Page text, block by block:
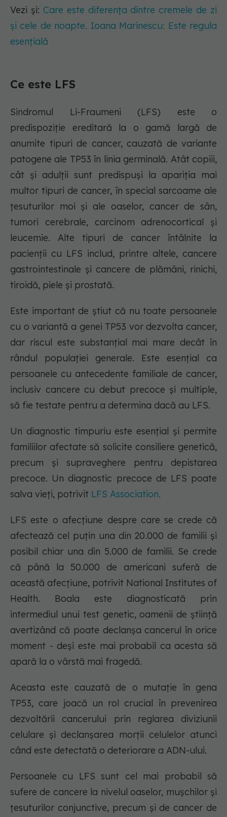
Vezi și: Care este diferența dintre cremele de zi
și cele de noapte. Ioana Marinescu: Este regula
esențială
Ce este LFS
Sindromul Li-Fraumeni (LFS) este o
predispoziție ereditară la o gamă largă de
anumite tipuri de cancer, cauzată de variante
patogene ale TP53 în linia germinală. Atât copiii,
cât și adulții sunt predispuși la apariția mai
multor tipuri de cancer, în special sarcoame ale
țesuturilor moi și ale oaselor, cancer de sân,
tumori cerebrale, carcinom adrenocortical și
leucemie. Alte tipuri de cancer întâlnite la
pacienții cu LFS includ, printre altele, cancere
gastrointestinale și cancere de plămâni, rinichi,
tiroidă, piele și prostată.
Este important de știut că nu toate persoanele
cu o variantă a genei TP53 vor dezvolta cancer,
dar riscul este substanțial mai mare decât în
rândul populației generale. Este esențial ca
persoanele cu antecedente familiale de cancer,
inclusiv cancere cu debut precoce și multiple,
să fie testate pentru a determina dacă au LFS.
Un diagnostic timpuriu este esențial și permite
familiilor afectate să solicite consiliere genetică,
precum și supraveghere pentru depistarea
precoce. Un diagnostic precoce de LFS poate
salva vieți, potrivit LFS Association.
LFS este o afecțiune despre care se crede că
afectează cel puțin una din 20.000 de familii și
posibil chiar una din 5.000 de familii. Se crede
că până la 50.000 de americani suferă de
această afecțiune, potrivit National Institutes of
Health. Boala este diagnosticată prin
intermediul unui test genetic, oamenii de știință
avertizând că poate declanșa cancerul în orice
moment - deși este mai probabil ca acesta să
apară la o vârstă mai fragedă.
Aceasta este cauzată de o mutație în gena
TP53, care joacă un rol crucial în prevenirea
dezvoltării cancerului prin reglarea diviziunii
celulare și declanșarea morții celulelor atunci
când este detectată o deteriorare a ADN-ului.
Persoanele cu LFS sunt cel mai probabil să
sufere de cancere la nivelul oaselor, mușchilor și
țesuturilor conjunctive, precum și de cancer de